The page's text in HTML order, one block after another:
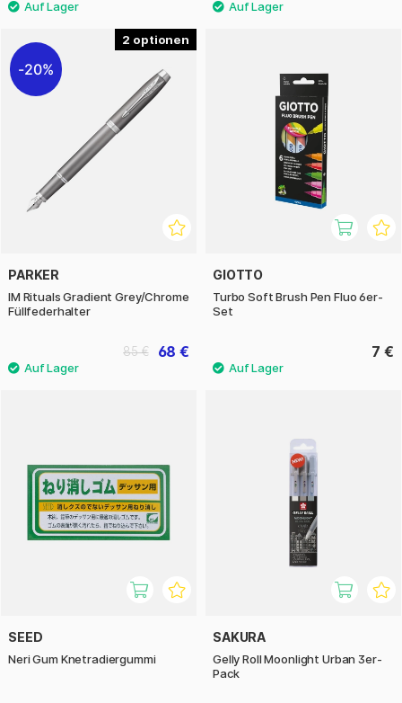
2
20%
PARKER
IM Rituals Gradient Grey/Chrome
Füllfederhalter
68 €
85 €
GIOTTO
Turbo Soft Brush Pen Fluo 6er-
Set
7 €
SEED
Neri Gum Knetradiergummi
SAKURA
Gelly Roll Moonlight Urban 3er-
Pack